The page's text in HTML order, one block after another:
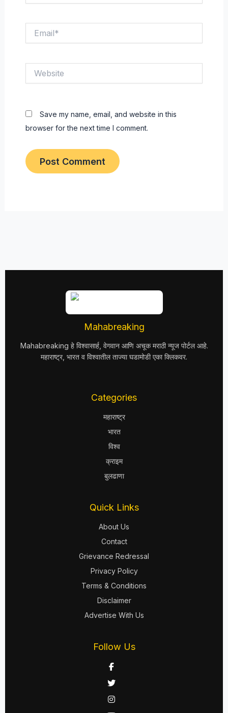
Save my name, email, and website in this
browser for the next time I comment.
Mahabreaking
Mahabreaking हे विश्वासार्ह, वेगवान आणि अचूक मराठी न्यूज पोर्टल आहे.
महाराष्ट्र, भारत व विश्वातील ताज्या घडामोडी एका क्लिकवर.
Categories
महाराष्ट्र
भारत
विश्व
क्राइम
बुलढाणा
Quick Links
About Us
Contact
Grievance Redressal
Privacy Policy
Terms & Conditions
Disclaimer
Advertise With Us
Follow Us